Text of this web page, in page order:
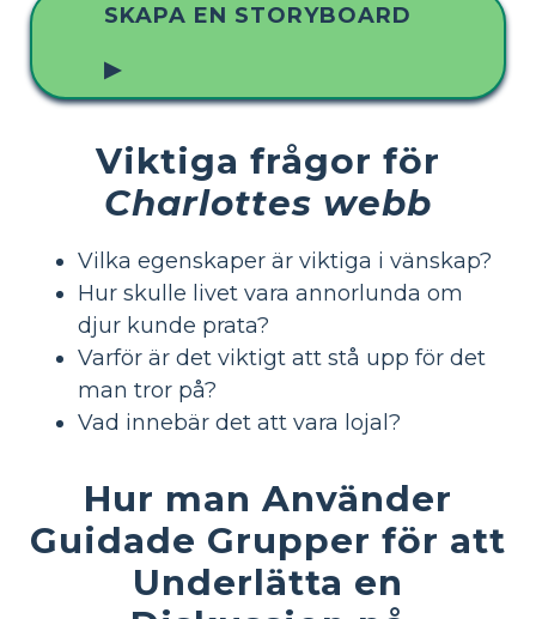
SKAPA EN STORYBOARD
▶
Viktiga frågor för
Charlottes webb
Vilka egenskaper är viktiga i vänskap?
Hur skulle livet vara annorlunda om
djur kunde prata?
Varför är det viktigt att stå upp för det
man tror på?
Vad innebär det att vara lojal?
Hur man Använder
Guidade Grupper för att
Underlätta en